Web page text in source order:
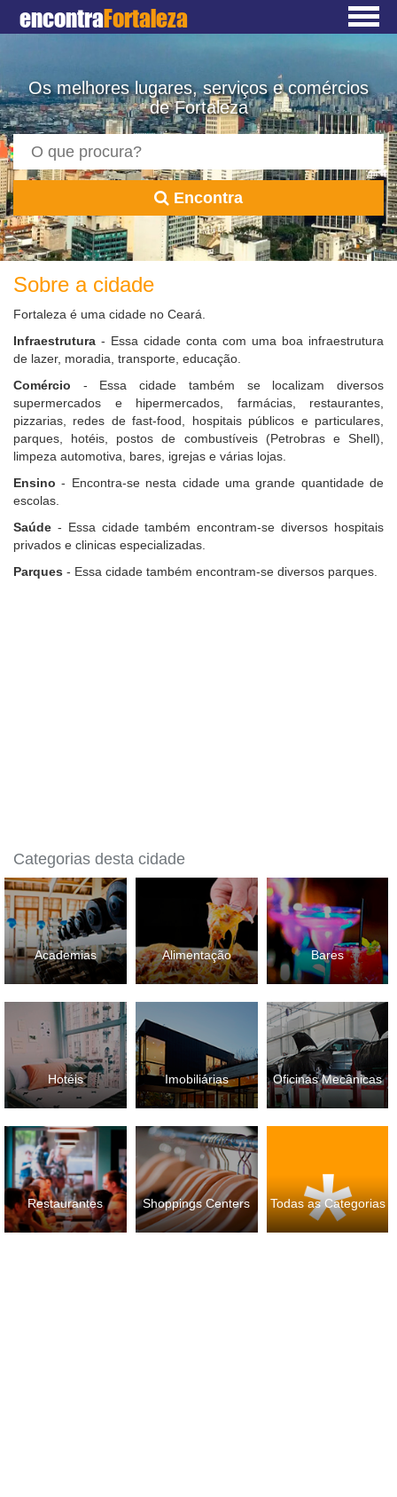
encontraFortaleza
Os melhores lugares, serviços e comércios
de Fortaleza
Encontra
Sobre a cidade
Fortaleza é uma cidade no Ceará.
Infraestrutura - Essa cidade conta com uma boa infraestrutura
de lazer, moradia, transporte, educação.
Comércio - Essa cidade também se localizam diversos
supermercados e hipermercados, farmácias, restaurantes,
pizzarias, redes de fast-food, hospitais públicos e particulares,
parques, hotéis, postos de combustíveis (Petrobras e Shell),
limpeza automotiva, bares, igrejas e várias lojas.
Ensino - Encontra-se nesta cidade uma grande quantidade de
escolas.
Saúde - Essa cidade também encontram-se diversos hospitais
privados e clinicas especializadas.
Parques - Essa cidade também encontram-se diversos parques.
Categorias desta cidade
Academias Alimentação Bares
Hotéis Imobiliárias Oficinas Mecânicas
Restaurantes Shoppings Centers Todas as Categorias